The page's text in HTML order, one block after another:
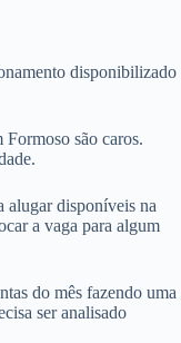
disponibilizado
Formoso são caros.
alugar disponíveis na
a vaga para algum
do mês fazendo uma
ser analisado